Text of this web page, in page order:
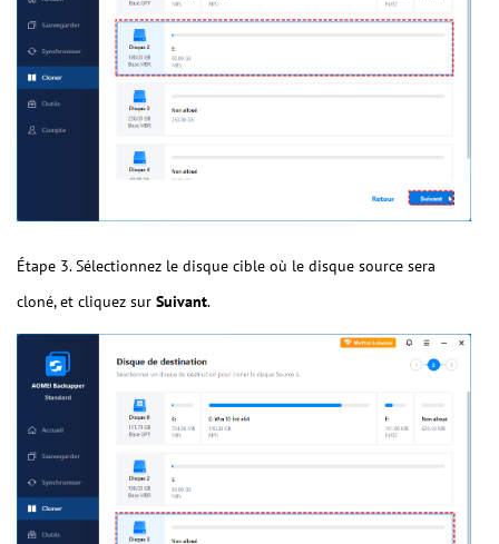
Étape 3. Sélectionnez le disque cible où le disque source sera
cloné, et cliquez sur Suivant.